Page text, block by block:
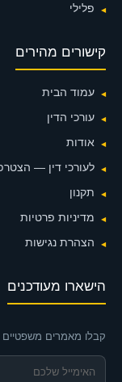
פלילי
קישורים מהירים
עמוד הבית
עורכי הדין
אודות
לעורכי דין —
תקנון
מדיניות פרטיות
הצהרת נגישות
הישארו מעודכנים
קבלו מאמרים משפטיים